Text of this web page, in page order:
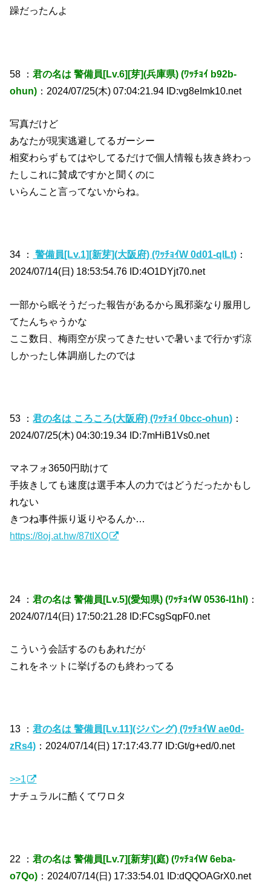
躁だったんよ
58 ：君の名は 警備員[Lv.6][芽](兵庫県) (ﾜｯﾁｮｲ b92b-
ohun) ：2024/07/25(木) 07:04:21.94 ID:vg8eImk10.net
写真だけど
あなたが現実逃避してるガーシー
相変わらずもてはやしてるだけで個人情報も抜き終わっ
たしこれに賛成ですかと聞くのに
いらんこと言ってないからね。
34 ： 警備員[Lv.1][新芽](大阪府) (ﾜｯﾁｮｲW 0d01-qlLt) ：
2024/07/14(日) 18:53:54.76 ID:4O1DYjt70.net
一部から眠そうだった報告があるから風邪薬なり服用し
てたんちゃうかな
ここ数日、梅雨空が戻ってきたせいで暑いまで行かず涼
しかったし体調崩したのでは
53 ：君の名は ころころ(大阪府) (ﾜｯﾁｮｲ 0bcc-ohun) ：
2024/07/25(木) 04:30:19.34 ID:7mHiB1Vs0.net
マネフォ3650円助けて
手抜きしても速度は選手本人の力ではどうだったかもし
れない
きつね事件振り返りやるんか…
https://8oj.at.hw/87tIXO
24 ：君の名は 警備員[Lv.5](愛知県) (ﾜｯﾁｮｲW 0536-l1hI) ：
2024/07/14(日) 17:50:21.28 ID:FCsgSqpF0.net
こういう会話するのもあれだが
これをネットに挙げるのも終わってる
13 ：君の名は 警備員[Lv.11](ジパング) (ﾜｯﾁｮｲW ae0d-
zRs4) ：2024/07/14(日) 17:17:43.77 ID:Gt/g+ed/0.net
>>1
ナチュラルに酷くてワロタ
22 ：君の名は 警備員[Lv.7][新芽](庭) (ﾜｯﾁｮｲW 6eba-
o7Qo) ：2024/07/14(日) 17:33:54.01 ID:dQQOAGrX0.net